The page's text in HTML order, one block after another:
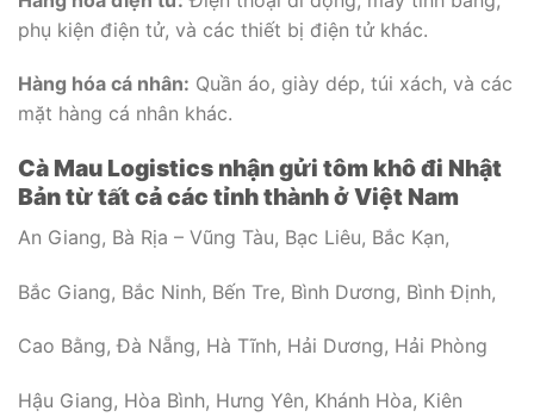
phụ kiện điện tử, và các thiết bị điện tử khác.
Hàng hóa cá nhân: Quần áo, giày dép, túi xách, và các
mặt hàng cá nhân khác.
Cà Mau Logistics nhận gửi tôm khô đi Nhật
Bản từ tất cả các tỉnh thành ở Việt Nam
An Giang, Bà Rịa – Vũng Tàu, Bạc Liêu, Bắc Kạn,
Bắc Giang, Bắc Ninh, Bến Tre, Bình Dương, Bình Định,
Cao Bằng, Đà Nẵng, Hà Tĩnh, Hải Dương, Hải Phòng
Hậu Giang, Hòa Bình, Hưng Yên, Khánh Hòa, Kiên